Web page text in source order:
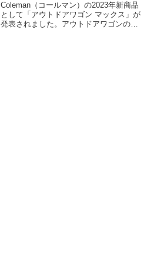
Coleman（コールマン）の2023年新商品
として「アウトドアワゴン マックス」が
発表されました。アウトドアワゴンの従